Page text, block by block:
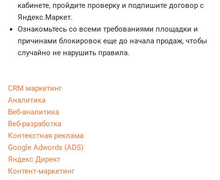
кабинете, пройдите проверку и подпишите договор с
Яндекс.Маркет.
Ознакомьтесь со всеми требованиями площадки и
причинами блокировок еще до начала продаж, чтобы
случайно не нарушить правила.
CRM маркетинг
Аналитика
Веб-аналитика
Веб-разработка
Контекстная реклама
Google Adwords (ADS)
Яндекс Директ
Контент-маркетинг